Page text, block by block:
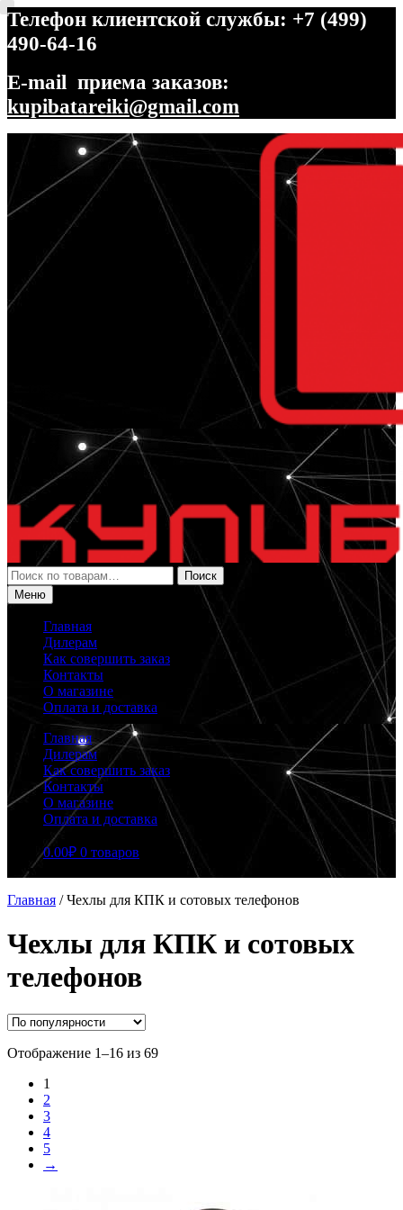
Телефон клиентской службы: +7 (499)
490-64-16
E-mail приема заказов:
kupibatareiki@gmail.com
Перейти
навигации
Перейти
содержимому
Искать:
Поиск
Меню
Главная
Дилерам
Как совершить заказ
Контакты
О магазине
Оплата и доставка
Главная
Дилерам
Как совершить заказ
Контакты
О магазине
Оплата и доставка
0.00₽ 0 товаров
Главная /Чехлы для КПК и сотовых телефонов
Чехлы для КПК и сотовых
телефонов
Отображение 1–16 из 69Сортировка:
1
2
3
4
5
→